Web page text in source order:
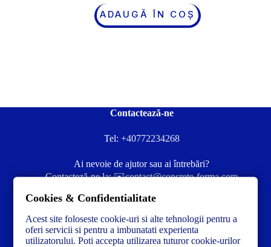
ADAUGĂ ÎN COȘ
Contactează-ne
Tel: +40772234268
Ai nevoie de ajutor sau ai întrebări?
Contacteză-ne la:✉️contact@concrete-forma.com
Cookies & Confidentialitate
Acest site foloseste cookie-uri si alte tehnologii pentru a
oferi servicii si pentru a imbunatati experienta
utilizatorului. Poti accepta utilizarea tuturor cookie-urilor